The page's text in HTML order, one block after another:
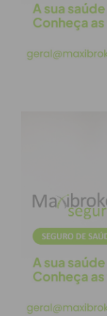
Portimonense
projeto
contou com o
central, que
Napoca ao
duas
12 anos
desportivo,
sua ligação
ganhar